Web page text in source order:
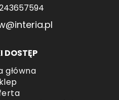
DOSTĘP
główna